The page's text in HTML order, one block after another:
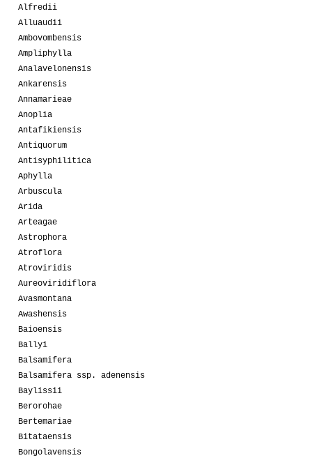
Alfredii
Alluaudii
Ambovombensis
Ampliphylla
Analavelonensis
Ankarensis
Annamarieae
Anoplia
Antafikiensis
Antiquorum
Antisyphilitica
Aphylla
Arbuscula
Arida
Arteagae
Astrophora
Atroflora
Atroviridis
Aureoviridiflora
Avasmontana
Awashensis
Baioensis
Ballyi
Balsamifera
Balsamifera ssp. adenensis
Baylissii
Berorohae
Bertemariae
Bitataensis
Bongolavensis